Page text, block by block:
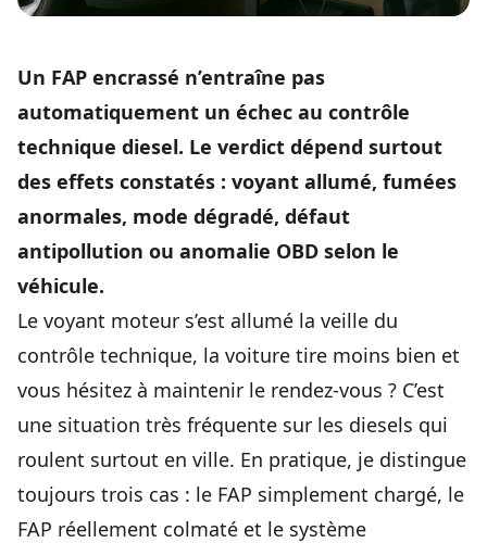
Un FAP encrassé n’entraîne pas
automatiquement un échec au contrôle
technique diesel. Le verdict dépend surtout
des effets constatés : voyant allumé, fumées
anormales, mode dégradé, défaut
antipollution ou anomalie OBD selon le
véhicule.
Le voyant moteur s’est allumé la veille du
contrôle technique, la voiture tire moins bien et
vous hésitez à maintenir le rendez-vous ? C’est
une situation très fréquente sur les diesels qui
roulent surtout en ville. En pratique, je distingue
toujours trois cas : le FAP simplement chargé, le
FAP réellement colmaté et le système